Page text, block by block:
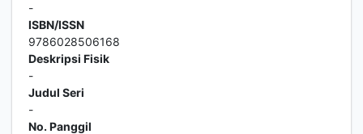
-
ISBN/ISSN
9786028506168
Deskripsi Fisik
-
Judul Seri
-
No. Panggil